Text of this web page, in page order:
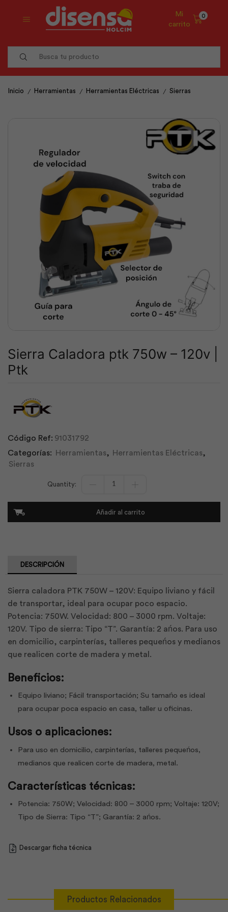
Mi
carrito
0
Inicio / Herramientas / Herramientas Eléctricas / Sierras
Sierra Caladora ptk 750w – 120v |
Ptk
Código Ref: 91031792
Categorías:
Herramientas, Herramientas Eléctricas,
Sierras
Añadir al carrito
DESCRIPCIÓN
Sierra caladora PTK 750W – 120V: Equipo liviano y fácil
de transportar, ideal para ocupar poco espacio.
Potencia: 750W. Velocidad: 800 – 3000 rpm. Voltaje:
120V. Tipo de sierra: Tipo “T”. Garantía: 2 ańos. Para uso
en domicilio, carpinterías, talleres pequeńos y medianos
que realicen corte de madera y metal.
Beneficios:
Equipo liviano; Fácil transportación; Su tamańo es ideal
para ocupar poca espacio en casa, taller u oficinas.
Usos o aplicaciones:
Para uso en domicilio, carpinterías, talleres pequeńos,
medianos que realicen corte de madera, metal.
Características técnicas:
Potencia: 750W; Velocidad: 800 – 3000 rpm; Voltaje: 120V;
Tipo de Sierra: Tipo “T”; Garantía: 2 ańos.
Descargar ficha técnica
Productos Relacionados